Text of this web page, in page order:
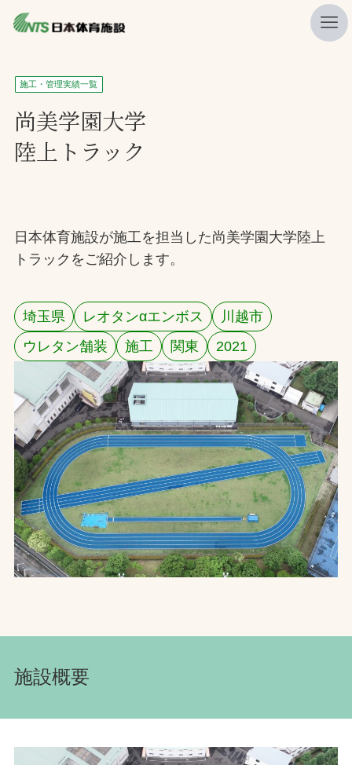
私たちの強み
ニュース
プレスリリース
施工・管理実績一覧
会社概要
採用情報
お問合せ
お取引先の皆様へ
プライバシーポリシー
ソーシャルメディアポリシー
施工・管理実績一覧
尚美学園大学
陸上トラック
日本体育施設が施工を担当した尚美学園大学陸上
トラックをご紹介します。
埼玉県 レオタンαエンボス
川越市
ウレタン舗装
施工 関東 2021
施設概要